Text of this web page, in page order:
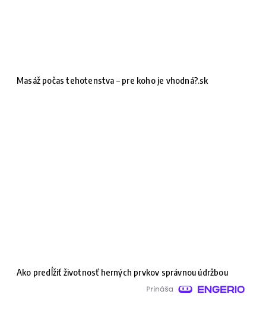
Masáž počas tehotenstva – pre koho je vhodná?.sk
Ako predĺžiť životnosť herných prvkov správnou údržbou